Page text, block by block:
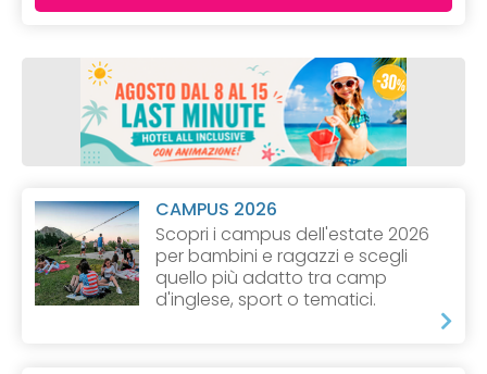
CAMPUS 2026
Scopri i campus dell'estate 2026
per bambini e ragazzi e scegli
quello più adatto tra camp
d'inglese, sport o tematici.